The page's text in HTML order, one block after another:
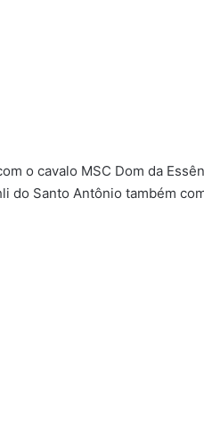
o cavalo MSC Dom da
do Santo Antônio também